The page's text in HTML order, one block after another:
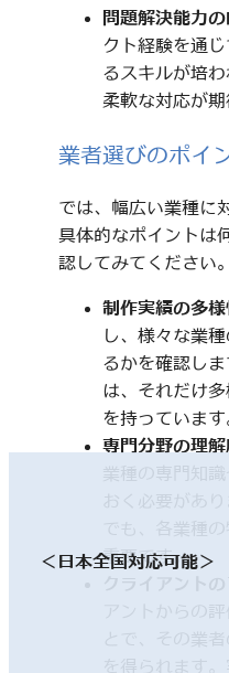
問題解決能力の
クト経験を通
るスキルが培わ
柔軟な対応が期
業者選びのポイ
では、幅広い業種に
具体的なポイントは
認してみてください。
制作実績の多様
し、様々な業
るかを確認し
は、それだけ
を持っています
専門分野の理解
業種の専門知
おく必要があ
でも、各業種
重要です。
クライアント
アントからの
とで、その業
を得られます
＜日本全国対応可能＞